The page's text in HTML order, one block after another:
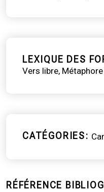
LEXIQUE DES
Vers libre Métaphore
CATÉGORIES
RÉFÉRENCE